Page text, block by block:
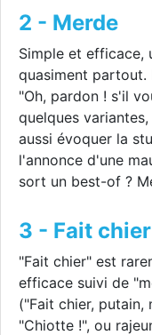
2 - Merde
Simple et efficace,
quasiment partout.
"Oh, pardon ! s'il
quelques
aussi évoquer la
l'annonce d'une
sort un best-of ?
3 - Fait chier
"Fait chier" est
efficace suivi de
("Fait chier, putain,
"Chiotte !", ou